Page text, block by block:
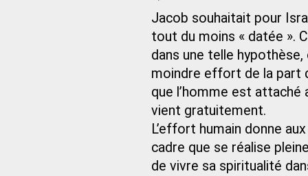
Jacob souhaitait pour
tout du moins « datée ».
dans une telle
moindre effort de la part
que l’homme est
vient gratuitement.
L’effort humain donne
cadre que se réalise
de vivre sa spiritualité